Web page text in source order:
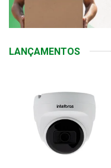
LANÇAMENTOS